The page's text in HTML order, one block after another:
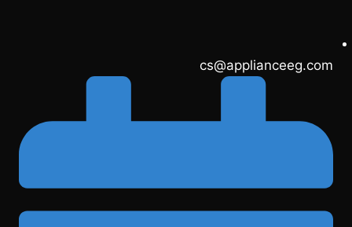
cs@applianceeg.com